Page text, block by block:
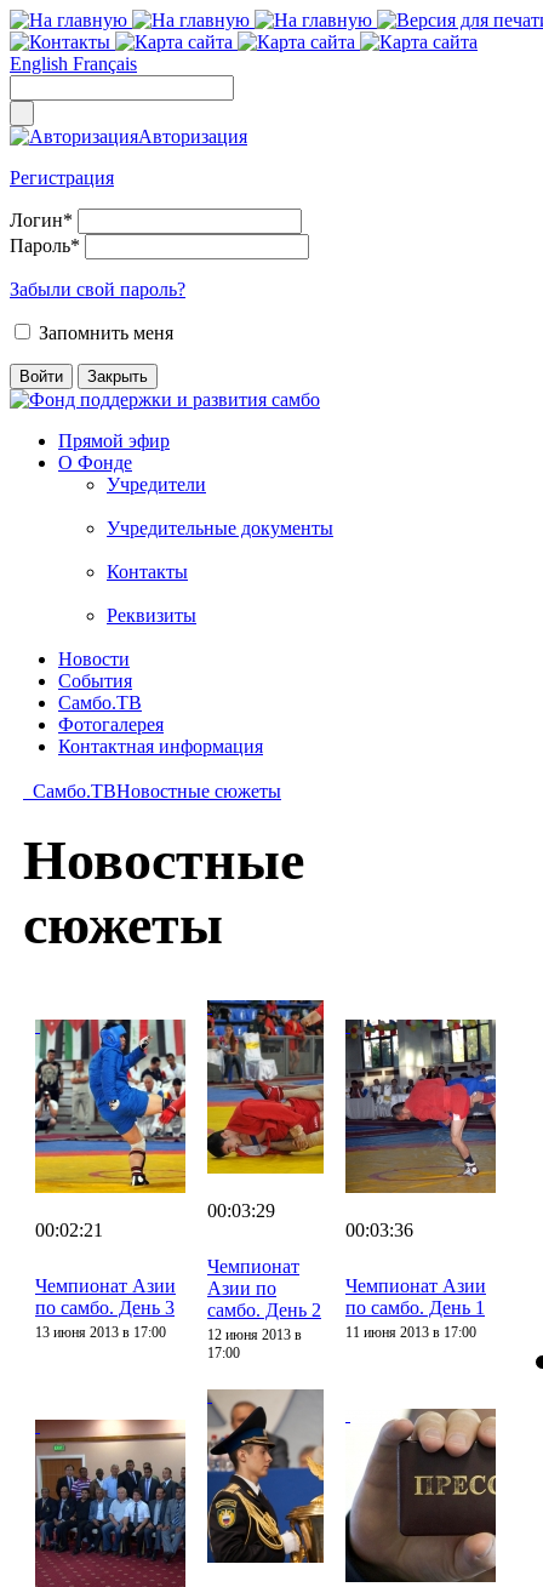
English Français
Авторизация
Регистрация
Логин*
Пароль*
Забыли свой пароль?
Запомнить меня
Прямой эфир
О Фонде
Учредители
Учредительные документы
Контакты
Реквизиты
Новости
События
Самбо.ТВ
Фотогалерея
Контактная информация
Самбо.ТВНовостные сюжеты
Новостные
сюжеты
00:02:21
Чемпионат Азии
по самбо. День 3
13 июня 2013 в 17:00
00:03:29
Чемпионат
Азии по
самбо. День 2
12 июня 2013 в
17:00
00:03:36
Чемпионат Азии
по самбо. День 1
11 июня 2013 в 17:00